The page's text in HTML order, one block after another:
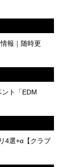
報｜随時更
ト「EDM
4選+α【クラブ